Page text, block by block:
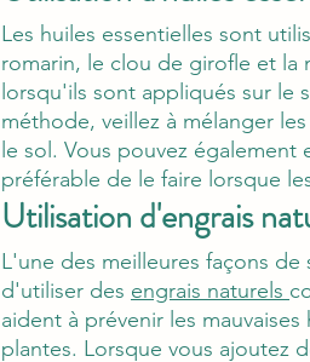
Les huiles essentielles sont
romarin, le clou de girofle et la
lorsqu'ils sont appliqués sur le
méthode, veillez à mélanger
le sol. Vous pouvez également
préférable de le faire lorsque
Utilisation d'engrais
L'une des meilleures façons de
d'utiliser des engrais naturels
aident à prévenir les
plantes. Lorsque vous ajoutez